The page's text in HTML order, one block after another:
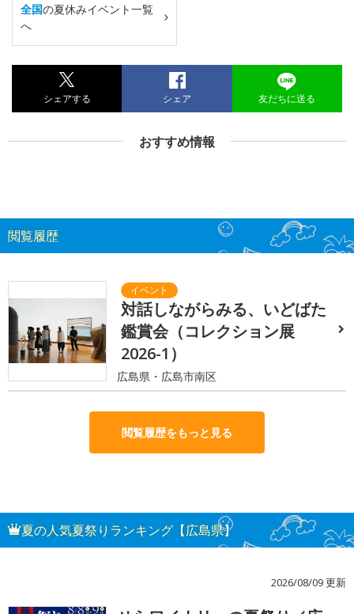
全国の夏休みイベント一覧
へ
シェアする シェア 友だちに送る
おすすめ情報
閲覧履歴
対話しながらみる、いどばた
鑑賞会（コレクション展
2026-1）
広島県・広島市南区
閲覧履歴をもっと見る
夏の人気夏祭りランキング【広島県】
2026/08/09 更新